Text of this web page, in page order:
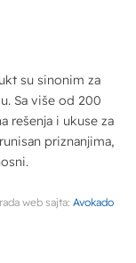
su sinonim za
Sa više od 200
rešenja i ukuse za
priznanjima,
web sajta: Avokado